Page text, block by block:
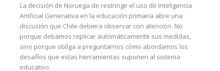
La decisión de Noruega de restringir el uso de Inteligencia
Artificial Generativa en la educación primaria abre una
discusión que Chile debiera observar con atención. No
porque debamos replicar automáticamente sus medidas,
sino porque obliga a preguntarnos cómo abordamos los
desafíos que estas herramientas suponen al sistema
educativo.